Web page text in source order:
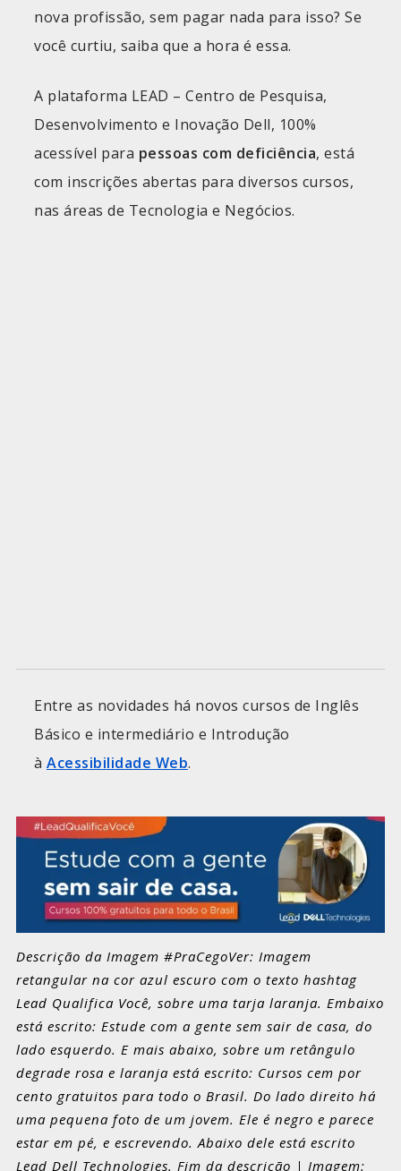
nova profissão, sem pagar nada para isso? Se
você curtiu, saiba que a hora é essa.
A plataforma LEAD – Centro de Pesquisa,
Desenvolvimento e Inovação Dell, 100%
acessível para pessoas com deficiência, está
com inscrições abertas para diversos cursos,
nas áreas de Tecnologia e Negócios.
Entre as novidades há novos cursos de Inglês
Básico e intermediário e Introdução
à Acessibilidade Web.
Descrição da Imagem #PraCegoVer: Imagem
retangular na cor azul escuro com o texto hashtag
Lead Qualifica Você, sobre uma tarja laranja. Embaixo
está escrito: Estude com a gente sem sair de casa, do
lado esquerdo. E mais abaixo, sobre um retângulo
degrade rosa e laranja está escrito: Cursos cem por
cento gratuitos para todo o Brasil. Do lado direito há
uma pequena foto de um jovem. Ele é negro e parece
estar em pé, e escrevendo. Abaixo dele está escrito
Lead Dell Technologies. Fim da descrição | Imagem: